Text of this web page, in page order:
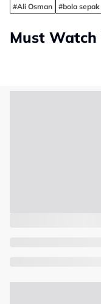
#Ali Osman #bola sepak
Must Watch